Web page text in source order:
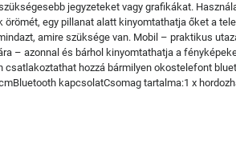
jegyzeteket vagy grafikákat.
egy pillanat alatt kinyomtathatja őket a
amire szüksége van. Mobil – praktikus
– azonnal és bárhol kinyomtathatja a
hozzá bármilyen okostelefont
kapcsolatCsomag tartalma:1 x